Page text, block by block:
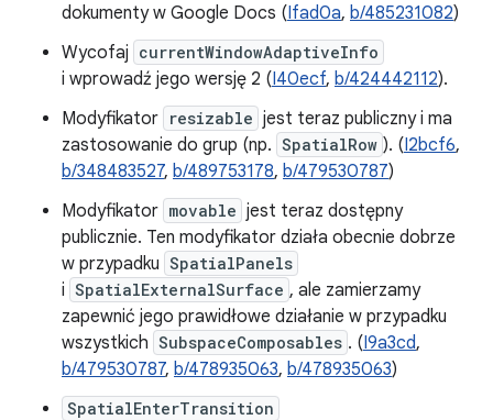
dokumenty w Google Docs (Ifad0a, b/485231082)
Wycofaj currentWindowAdaptiveInfo
i wprowadź jego wersję 2 (I40ecf, b/424442112).
Modyfikator resizable jest teraz publiczny i ma
zastosowanie do grup (np. SpatialRow ). (I2bcf6,
b/348483527, b/489753178, b/479530787)
Modyfikator movable jest teraz dostępny
publicznie. Ten modyfikator działa obecnie dobrze
w przypadku SpatialPanels
i SpatialExternalSurface , ale zamierzamy
zapewnić jego prawidłowe działanie w przypadku
wszystkich SubspaceComposables . (I9a3cd,
b/479530787, b/478935063, b/478935063)
SpatialEnterTransition